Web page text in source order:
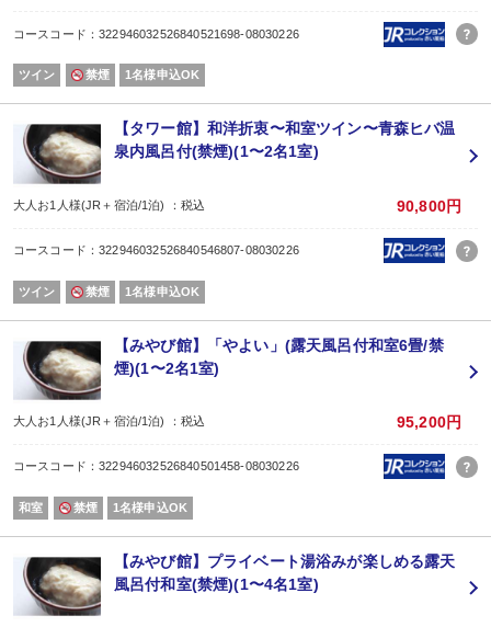
コースコード：322946032526840521698-08030226
ツイン 禁煙 1名様申込OK
【タワー館】和洋折衷〜和室ツイン〜青森ヒバ温
泉内風呂付(禁煙)(1〜2名1室)
大人お1人様(JR＋宿泊/1泊) ：税込 90,800円
コースコード：322946032526840546807-08030226
ツイン 禁煙 1名様申込OK
【みやび館】「やよい」(露天風呂付和室6畳/禁
煙)(1〜2名1室)
大人お1人様(JR＋宿泊/1泊) ：税込 95,200円
コースコード：322946032526840501458-08030226
和室 禁煙 1名様申込OK
【みやび館】プライベート湯浴みが楽しめる露天
風呂付和室(禁煙)(1〜4名1室)